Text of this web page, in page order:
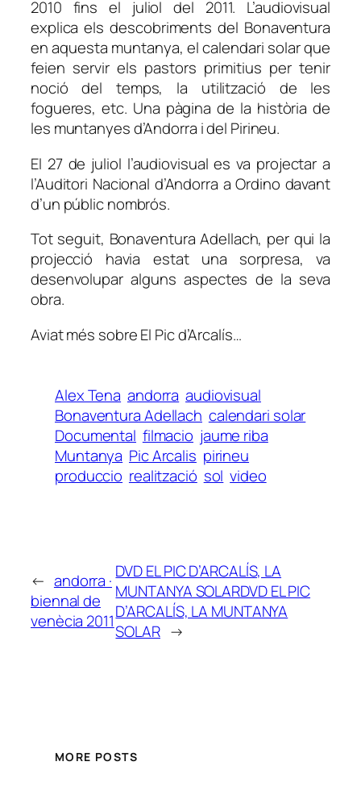
2010 fins el juliol del 2011. L’audiovisual
explica els descobriments del Bonaventura
en aquesta muntanya, el calendari solar que
feien servir els pastors primitius per tenir
noció del temps, la utilització de les
fogueres, etc. Una pàgina de la història de
les muntanyes d’Andorra i del Pirineu.
El 27 de juliol l’audiovisual es va projectar a
l’Auditori Nacional d’Andorra a Ordino davant
d’un públic nombrós.
Tot seguit, Bonaventura Adellach, per qui la
projecció havia estat una sorpresa, va
desenvolupar alguns aspectes de la seva
obra.
Aviat més sobre El Pic d’Arcalís…
Alex Tena andorra audiovisual
Bonaventura Adellach calendari solar
Documental filmacio jaume riba
Muntanya Pic Arcalis pirineu
produccio realització sol video
← andorra ·
biennal de
venècia 2011
DVD EL PIC D’ARCALÍS, LA
MUNTANYA SOLARDVD EL PIC
D’ARCALÍS, LA MUNTANYA
SOLAR →
MORE POSTS